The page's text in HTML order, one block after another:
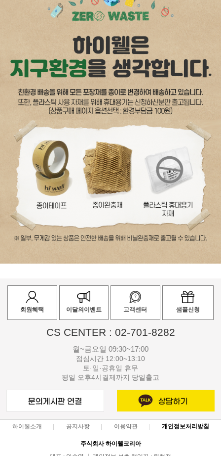
회원혜택 이달의이벤트 고객센터 샘플신청
CS CENTER : 02-701-8282
월~금요일 09:30~17:00
점심시간 12:00~13:10
토·일·공휴일 휴무
평일 오후4시결제까지 당일출고
하이웰소개 공지사항 이용약관 개인정보처리방침
주식회사 하이웰코리아